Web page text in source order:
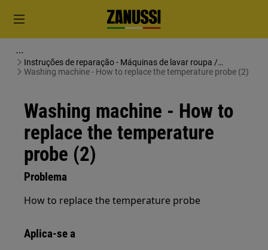
Instruções de reparação - Máquinas de lavar roupa /
Máquinas de lavar e secar roupa
Washing machine - How to replace the temperature probe (2)
Washing machine - How to
replace the temperature
probe (2)
Problema
How to replace the temperature probe
Aplica-se a